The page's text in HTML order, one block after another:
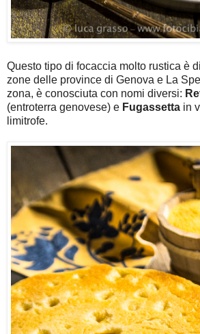
Questo tipo di focaccia molto rustica è
zone delle province di Genova e La
zona, è conosciuta con nomi diversi:
(entroterra genovese) e Fugassetta in
limitrofe.